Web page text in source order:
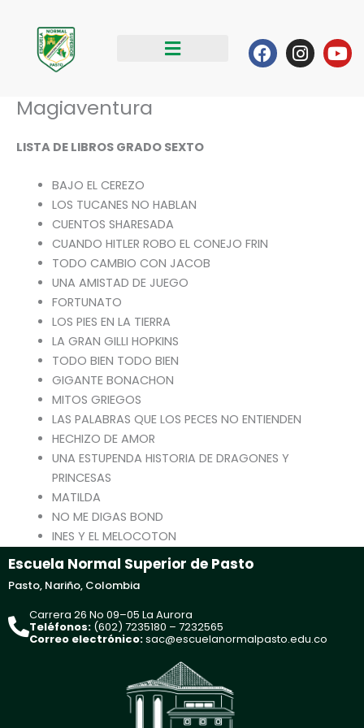
contenido
Facebook
Magiaventura
LISTA DE LIBROS GRADO SEXTO
BAJO EL CEREZO
LOS TUCANES NO HABLAN
CUENTOS SHARESADA
CUANDO HITLER ROBO EL CONEJO FRIN
TODO CAMBIO CON JACOB
UNA AMISTAD DE JUEGO
FORTUNATO
LOS PIES EN LA TIERRA
LA GRAN GILLI HOPKINS
TODO BIEN TODO BIEN
GIGANTE BONACHON
MITOS GRIEGOS
LAS PALABRAS QUE LOS PECES NO ENTIENDEN
HECHIZO DE AMOR
UNA ESTUPENDA HISTORIA DE DRAGONES Y
PRINCESAS
MATILDA
NO ME DIGAS BOND
INES Y EL MELOCOTON
Escuela Normal Superior de Pasto
Pasto, Nariño, Colombia
Carrera 26 No 09–05 La Aurora
Teléfonos: (602) 7235180 – 7232565
Correo electrónico:sac@escuelanormalpasto.edu.co